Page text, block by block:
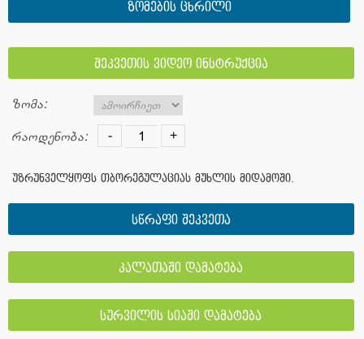
ᲖᲝᲛᲔᲑᲘᲡ ᲪᲮᲠᲘᲚᲘ
შეკვეთის ვიდეო ინსტრუქცია
ზომა:
რაოდენობა: - +
უზრუნველყოფს თბორეგულაციას მუხლის მიდამოში.
სწრაფი შეკვეთა
კალათაში დამატება
სურვილის სიაში დამატება